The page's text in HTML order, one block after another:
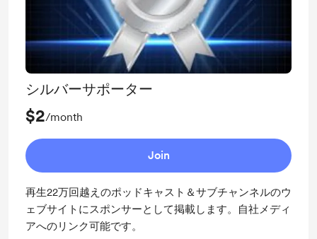
シルバーサポーター
$2/month
Join
再生22万回越えのポッドキャスト＆サブチャンネルのウ
ェブサイトにスポンサーとして掲載します。自社メディ
アへのリンク可能です。